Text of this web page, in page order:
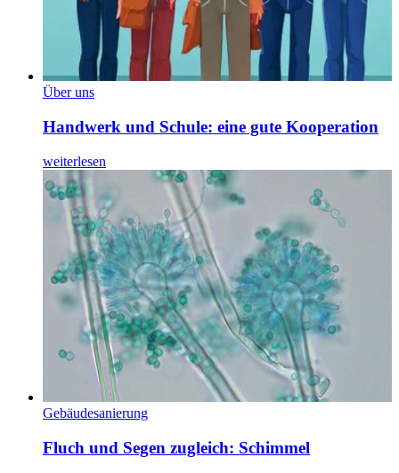
Über uns
Handwerk und Schule: eine gute Kooperation
weiterlesen
Gebäudesanierung
Fluch und Segen zugleich: Schimmel